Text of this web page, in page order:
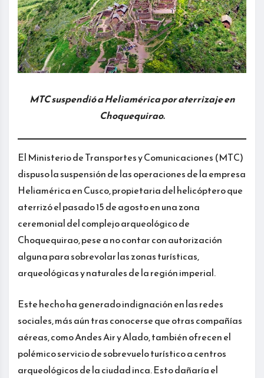
MTC suspendió a Heliamérica por aterrizaje en
Choquequirao.
El Ministerio de Transportes y Comunicaciones (MTC)
dispuso la suspensión de las operaciones de la empresa
Heliamérica en Cusco, propietaria del helicóptero que
aterrizó el pasado 15 de agosto en una zona
ceremonial del complejo arqueológico de
Choquequirao, pese a no contar con autorización
alguna para sobrevolar las zonas turísticas,
arqueológicas y naturales de la región imperial.
Este hecho ha generado indignación en las redes
sociales, más aún tras conocerse que otras compañías
aéreas, como Andes Air y Alado, también ofrecen el
polémico servicio de sobrevuelo turístico a centros
arqueológicos de la ciudad inca. Esto dañaría el